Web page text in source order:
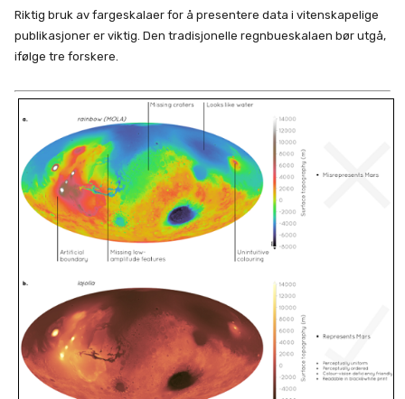
Riktig bruk av fargeskalaer for å presentere data i vitenskapelige
publikasjoner er viktig. Den tradisjonelle regnbueskalaen bør utgå,
ifølge tre forskere.